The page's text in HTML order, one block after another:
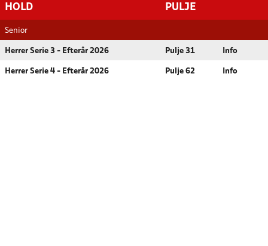
HOLD PULJE
Senior
Herrer Serie 3 - Efterår 2026 Pulje 31 Info
Herrer Serie 4 - Efterår 2026 Pulje 62 Info